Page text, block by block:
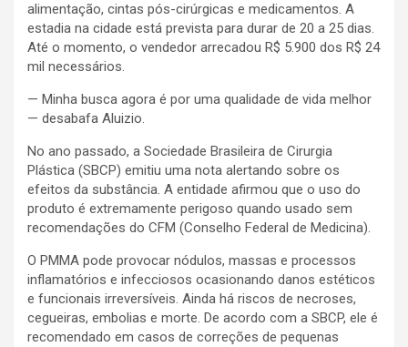
alimentação, cintas pós-cirúrgicas e medicamentos. A
estadia na cidade está prevista para durar de 20 a 25 dias.
Até o momento, o vendedor arrecadou R$ 5.900 dos R$ 24
mil necessários.
— Minha busca agora é por uma qualidade de vida melhor
— desabafa Aluizio.
No ano passado, a Sociedade Brasileira de Cirurgia
Plástica (SBCP) emitiu uma nota alertando sobre os
efeitos da substância. A entidade afirmou que o uso do
produto é extremamente perigoso quando usado sem
recomendações do CFM (Conselho Federal de Medicina).
O PMMA pode provocar nódulos, massas e processos
inflamatórios e infecciosos ocasionando danos estéticos
e funcionais irreversíveis. Ainda há riscos de necroses,
cegueiras, embolias e morte. De acordo com a SBCP, ele é
recomendado em casos de correções de pequenas